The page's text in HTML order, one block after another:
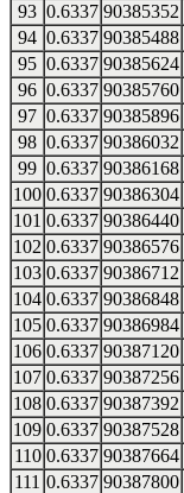
93 0.6337 90385352
94 0.6337 90385488
95 0.6337 90385624
96 0.6337 90385760
97 0.6337 90385896
98 0.6337 90386032
99 0.6337 90386168
100 0.6337 90386304
101 0.6337 90386440
102 0.6337 90386576
103 0.6337 90386712
104 0.6337 90386848
105 0.6337 90386984
106 0.6337 90387120
107 0.6337 90387256
108 0.6337 90387392
109 0.6337 90387528
110 0.6337 90387664
111 0.6337 90387800